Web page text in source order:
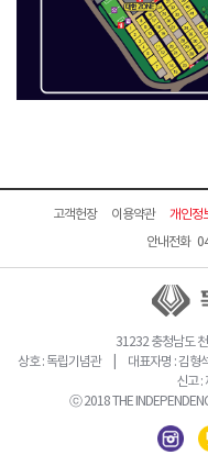
고객헌장 이용약관 개인정
안내전화
31232 충청남도
상호 : 독립기념관 | 대표자명 : 김
신고 :
ⓒ 2018 THE